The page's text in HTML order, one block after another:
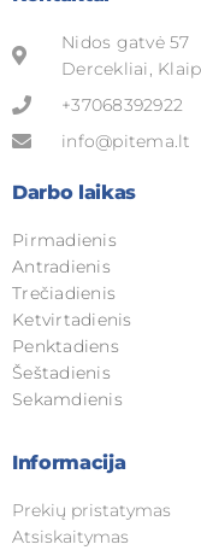
Nidos gatvė 57
Dercekliai,
+37068392922
info@pitema.lt
Darbo laikas
Pirmadienis
Antradienis
Trečiadienis
Ketvirtadienis
Penktadiens
Šeštadienis
Sekamdienis
Informacija
Prekių pristatymas
Atsiskaitymas